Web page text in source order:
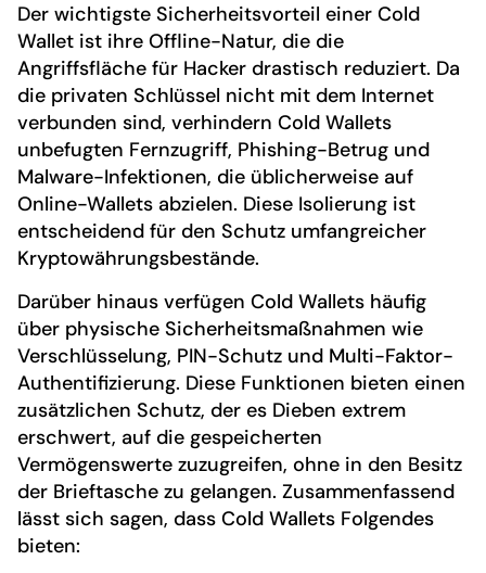
Der wichtigste Sicherheitsvorteil einer Cold
Wallet ist ihre Offline-Natur, die die
Angriffsfläche für Hacker drastisch reduziert. Da
die privaten Schlüssel nicht mit dem Internet
verbunden sind, verhindern Cold Wallets
unbefugten Fernzugriff, Phishing-Betrug und
Malware-Infektionen, die üblicherweise auf
Online-Wallets abzielen. Diese Isolierung ist
entscheidend für den Schutz umfangreicher
Kryptowährungsbestände.
Darüber hinaus verfügen Cold Wallets häufig
über physische Sicherheitsmaßnahmen wie
Verschlüsselung, PIN-Schutz und Multi-Faktor-
Authentifizierung. Diese Funktionen bieten einen
zusätzlichen Schutz, der es Dieben extrem
erschwert, auf die gespeicherten
Vermögenswerte zuzugreifen, ohne in den Besitz
der Brieftasche zu gelangen. Zusammenfassend
lässt sich sagen, dass Cold Wallets Folgendes
bieten: